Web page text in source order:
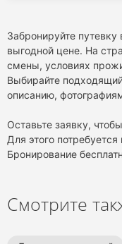
Забронируйте
выгодной цене. На
смены, условиях
Выбирайте
описанию,
Оставьте заявку,
Для этого
Бронирование
Смотрите